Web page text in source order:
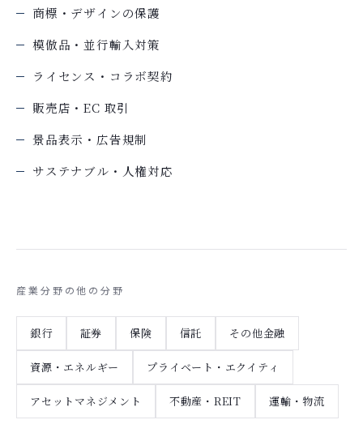
商標・デザインの保護
模倣品・並行輸入対策
ライセンス・コラボ契約
販売店・EC 取引
景品表示・広告規制
サステナブル・人権対応
産業分野の他の分野
銀行 証券 保険 信託 その他金融
資源・エネルギー プライベート・エクイティ
アセットマネジメント 不動産・REIT 運輸・物流